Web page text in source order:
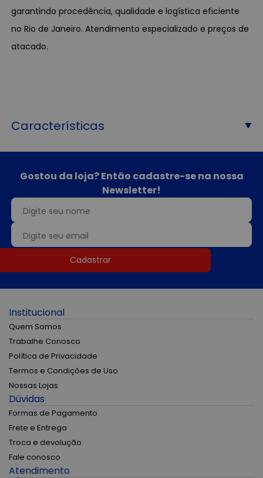
garantindo procedência, qualidade e logística eficiente
no Rio de Janeiro. Atendimento especializado e preços de
atacado.
Características
Gostou da loja? Então cadastre-se na nossa
Newsletter!
Cadastrar
Institucional
Quem Somos
Trabalhe Conosco
Política de Privacidade
Termos e Condições de Uso
Nossas Lojas
Dúvidas
Formas de Pagamento
Frete e Entrega
Troca e devolução
Fale conosco
Atendimento